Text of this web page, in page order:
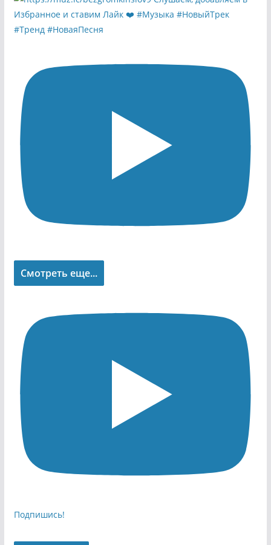
Смотреть еще...
Подпишись!